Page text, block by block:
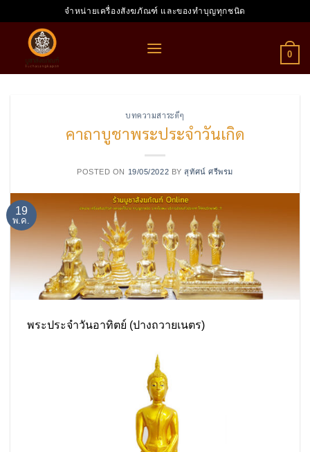
to
content
จำหน่ายเครื่องสังฆภัณฑ์ และของทำบุญทุกชนิด
0
บทความสาระดีๆ
คาถาบูชาพระประจำวันเกิด
POSTED ON 19/05/2022 BYสุทัศน์ ศรีพรม
19
พ.ค.
พระประจำวันอาทิตย์ (ปางถวายเนตร)